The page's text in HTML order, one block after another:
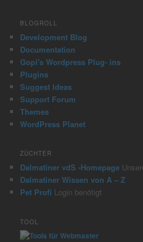
BLOGROLL
Development Blog
Documentation
Gopi's Wordpress Plug- ins
Plugins
Suggest Ideas
Support Forum
Themes
WordPress Planet
ZÜCHTER
Dalmatiner vdS -Homepage
Dalmatiner Wissen von A – Z
Pet Profi Login benötigt
TOOL